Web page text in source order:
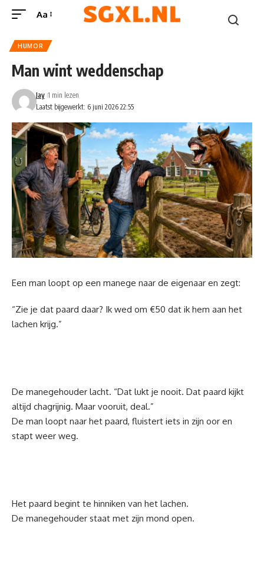
Aa
HUMOR
Man wint weddenschap
Laatst bijgewerkt: 6 juni 2026 22:55
Jay 1 min lezen
Een man loopt op een manege naar de eigenaar en zegt:
“Zie je dat paard daar? Ik wed om €50 dat ik hem aan het
lachen krijg.”
De manegehouder lacht. “Dat lukt je nooit. Dat paard kijkt
altijd chagrijnig. Maar vooruit, deal.”
De man loopt naar het paard, fluistert iets in zijn oor en
stapt weer weg.
Het paard begint te hinniken van het lachen.
De manegehouder staat met zijn mond open.